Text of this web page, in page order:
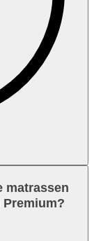
matrassen